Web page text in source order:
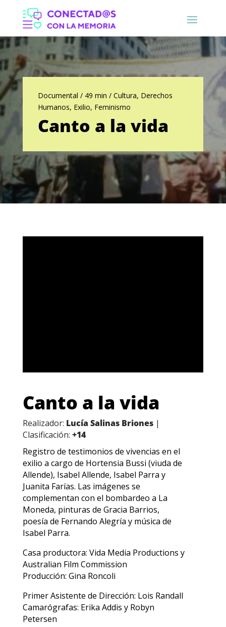
Documental / 49 min / Cultura, Derechos
Humanos, Exilio, Feminismo
Canto a la vida
Canto a la vida
Realizador: Lucía Salinas Briones|
Clasificación: +14
Registro de testimonios de vivencias en el
exilio a cargo de Hortensia Bussi (viuda de
Allende), Isabel Allende, Isabel Parra y
Juanita Farías. Las imágenes se
complementan con el bombardeo a La
Moneda, pinturas de Gracia Barrios,
poesía de Fernando Alegría y música de
Isabel Parra.
Casa productora: Vida Media Productions y
Australian Film Commission
Producción: Gina Roncoli
Primer Asistente de Dirección: Lois Randall
Camarógrafas: Erika Addis y Robyn
Petersen